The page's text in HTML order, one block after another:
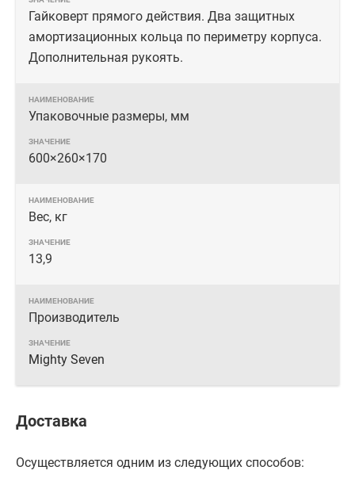
Гайковерт прямого действия. Два защитных
амортизационных кольца по периметру корпуса.
Дополнительная рукоять.
Упаковочные размеры, мм
600×260×170
Вес, кг
13,9
Производитель
Mighty Seven
Доставка
Осуществляется одним из следующих способов: